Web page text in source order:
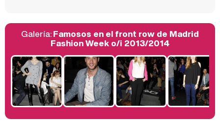
Manu Baqueiro: "Tuve como referente a Bruce Willis en 'Luz de Luna' para mi trabajo en la serie 'Perdiendo el juicio'"
Galería:Famosos en el front row de Madrid
Fashion Week o/i 2013/2014